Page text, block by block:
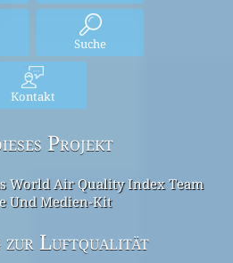
Suche
Kontakt
Projekt
World Air Quality Index Team
Und Medien-Kit
zur Luftqualität